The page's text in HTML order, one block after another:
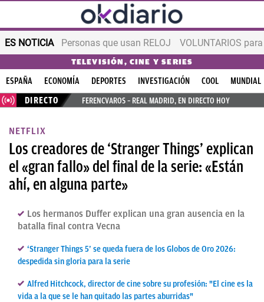
ES NOTICIA Personas que usan RELOJ VOLUNTARIOS
TELEVISIÓN, CINE Y SERIES
ESPAÑA ECONOMÍA DEPORTES INVESTIGACIÓN COOL
MUNDIAL
DIRECTO
FERENCVAROS – REAL MADRID, EN DIRECTO HOY
NETFLIX
Los creadores de ‘Stranger Things’ explican
el «gran fallo» del final de la serie: «Están
ahí, en alguna parte»
Los hermanos Duffer explican una gran ausencia en la
batalla final contra Vecna
‘Stranger Things 5’ se queda fuera de los Globos de Oro 2026:
despedida sin gloria para la serie
Alfred Hitchcock, director de cine sobre su profesión: "El cine es la
vida a la que se le han quitado las partes aburridas"